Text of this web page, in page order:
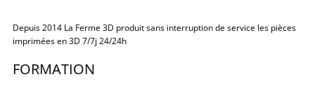
Depuis 2014 La Ferme 3D produit sans interruption de service les pièces
imprimées en 3D 7/7j 24/24h
FORMATION